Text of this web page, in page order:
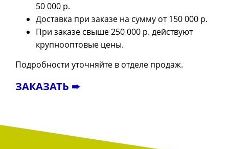
50 000 р.
Доставка при заказе на сумму от 150 000 р.
При заказе свыше 250 000 р. действуют
крупнооптовые цены.
Подробности уточняйте в отделе продаж.
ЗАКАЗАТЬ ➨